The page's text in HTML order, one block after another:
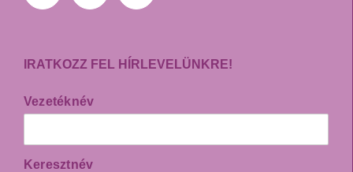
IRATKOZZ FEL HÍRLEVELÜNKRE!
Vezetéknév
Keresztnév